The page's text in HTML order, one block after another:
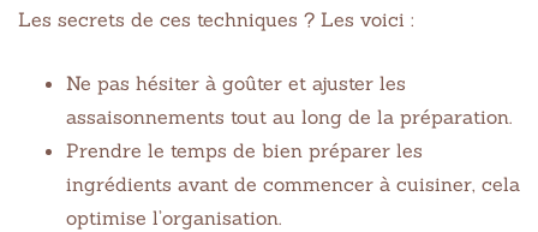
Les secrets de ces techniques ? Les voici :
Ne pas hésiter à goûter et ajuster les
assaisonnements tout au long de la préparation.
Prendre le temps de bien préparer les
ingrédients avant de commencer à cuisiner, cela
optimise l’organisation.